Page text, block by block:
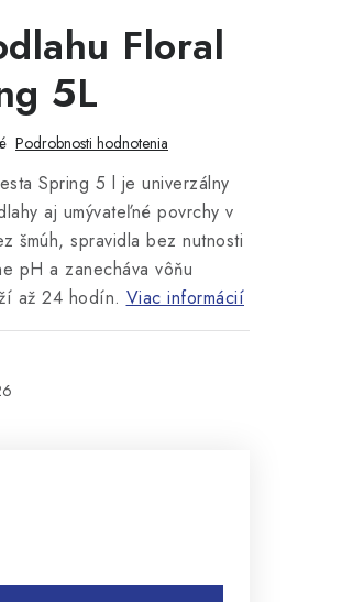
Floral
5L
Podrobnosti hodnotenia
Spring 5 l je univerzálny
aj umývateľné povrchy v
šmúh, spravidla bez nutnosti
pH a zanecháva vôňu
až 24 hodín. Viac informácií